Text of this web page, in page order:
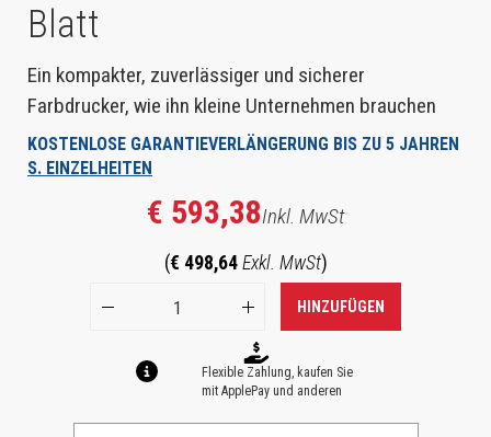
Blatt
Ein kompakter, zuverlässiger und sicherer
Farbdrucker, wie ihn kleine Unternehmen brauchen
KOSTENLOSE GARANTIEVERLÄNGERUNG BIS ZU 5 JAHREN
S. EINZELHEITEN
€ 593,38Inkl. MwSt
(€ 498,64 Exkl. MwSt)
HINZUFÜGEN
Flexible Zahlung, kaufen Sie
mit ApplePay und anderen